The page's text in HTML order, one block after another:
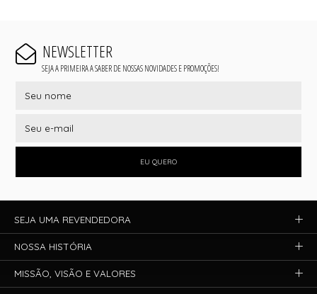
NEWSLETTER
SEJA A PRIMEIRA A SABER DE NOSSAS NOVIDADES E PROMOÇÕES!
EU QUERO
SEJA UMA REVENDEDORA
NOSSA HISTÓRIA
MISSÃO, VISÃO E VALORES